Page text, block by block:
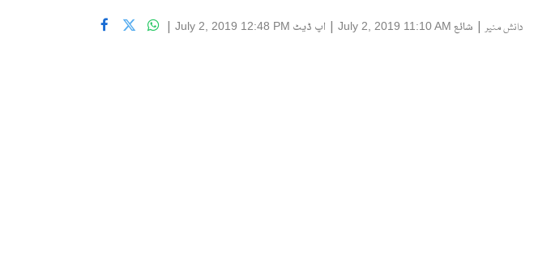
دانش منیر| شائع July 2, 2019 11:10 AM
| اپ ڈیٹ July 2, 2019 12:48 PM
|